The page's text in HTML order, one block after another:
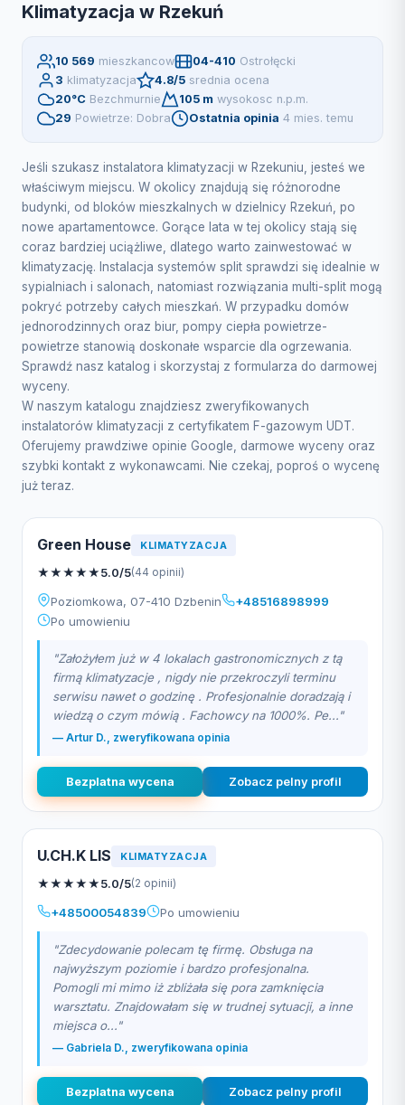
Klimatyzacja w Rzekuń
10 569 mieszkancow 04-410 Ostrołęcki
3 klimatyzacja 4.8/5 srednia ocena
20°C Bezchmurnie 105 m wysokosc n.p.m.
29 Powietrze: Dobra Ostatnia opinia 4 mies. temu
Jeśli szukasz instalatora klimatyzacji w Rzekuniu, jesteś we
właściwym miejscu. W okolicy znajdują się różnorodne
budynki, od bloków mieszkalnych w dzielnicy Rzekuń, po
nowe apartamentowce. Gorące lata w tej okolicy stają się
coraz bardziej uciążliwe, dlatego warto zainwestować w
klimatyzację. Instalacja systemów split sprawdzi się idealnie w
sypialniach i salonach, natomiast rozwiązania multi-split mogą
pokryć potrzeby całych mieszkań. W przypadku domów
jednorodzinnych oraz biur, pompy ciepła powietrze-
powietrze stanowią doskonałe wsparcie dla ogrzewania.
Sprawdź nasz katalog i skorzystaj z formularza do darmowej
wyceny.
W naszym katalogu znajdziesz zweryfikowanych
instalatorów klimatyzacji z certyfikatem F-gazowym UDT.
Oferujemy prawdziwe opinie Google, darmowe wyceny oraz
szybki kontakt z wykonawcami. Nie czekaj, poproś o wycenę
już teraz.
Green House KLIMATYZACJA
★★★★★5.0/5(44 opinii)
Poziomkowa, 07-410 Dzbenin
+48516898999
Po umowieniu
"Założyłem już w 4 lokalach gastronomicznych z tą
firmą klimatyzacje , nigdy nie przekroczyli terminu
serwisu nawet o godzinę . Profesjonalnie doradzają i
wiedzą o czym mówią . Fachowcy na 1000%. Pe..."
— Artur D., zweryfikowana opinia
Bezplatna wycena Zobacz pelny profil
U.CH.K LIS KLIMATYZACJA
★★★★★5.0/5(2 opinii)
+48500054839 Po umowieniu
"Zdecydowanie polecam tę firmę. Obsługa na
najwyższym poziomie i bardzo profesjonalna.
Pomogli mi mimo iż zbliżała się pora zamknięcia
warsztatu. Znajdowałam się w trudnej sytuacji, a inne
miejsca o..."
— Gabriela D., zweryfikowana opinia
Bezplatna wycena Zobacz pelny profil